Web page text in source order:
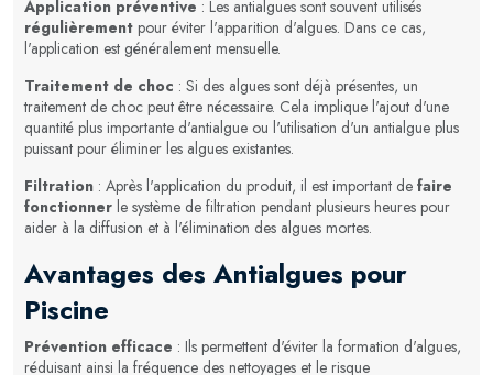
Application préventive : Les antialgues sont souvent utilisés
régulièrement pour éviter l'apparition d'algues. Dans ce cas,
l'application est généralement mensuelle.
Traitement de choc : Si des algues sont déjà présentes, un
traitement de choc peut être nécessaire. Cela implique l'ajout d'une
quantité plus importante d'antialgue ou l'utilisation d'un antialgue plus
puissant pour éliminer les algues existantes.
Filtration : Après l'application du produit, il est important de faire
fonctionner le système de filtration pendant plusieurs heures pour
aider à la diffusion et à l'élimination des algues mortes.
Avantages des Antialgues pour
Piscine
Prévention efficace : Ils permettent d'éviter la formation d'algues,
réduisant ainsi la fréquence des nettoyages et le risque